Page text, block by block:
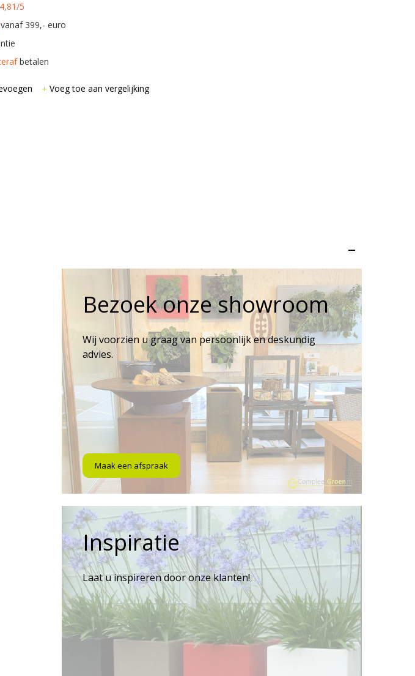
4,81/5
399,- euro
betalen
Voeg toe aan vergelijking
–
Bezoek onze showroom
Wij voorzien u graag van persoonlijk en deskundig
advies.
Maak een afspraak
Inspiratie
Laat u inspireren door onze klanten!